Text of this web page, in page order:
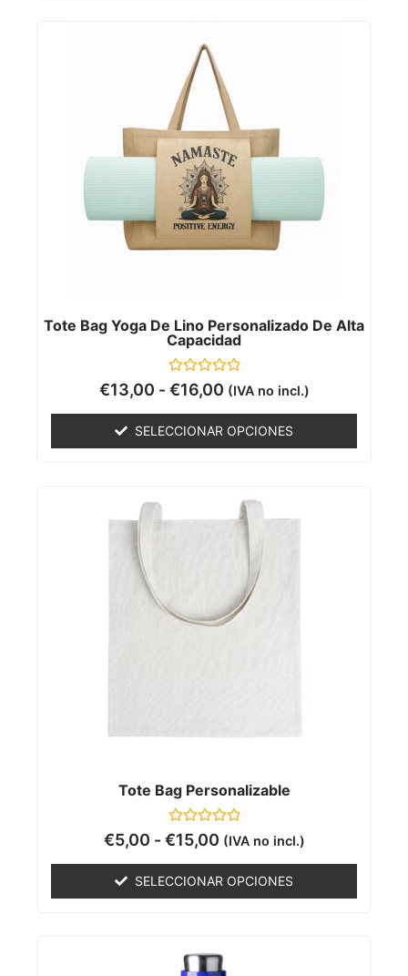
Tote Bag Yoga De Lino Personalizado De Alta
Capacidad
Valorado
con
5
€13,00 - €16,00 (IVA no incl.)
SELECCIONAR OPCIONES
Tote Bag Personalizable
Valorado
con
5
€5,00 - €15,00 (IVA no incl.)
SELECCIONAR OPCIONES